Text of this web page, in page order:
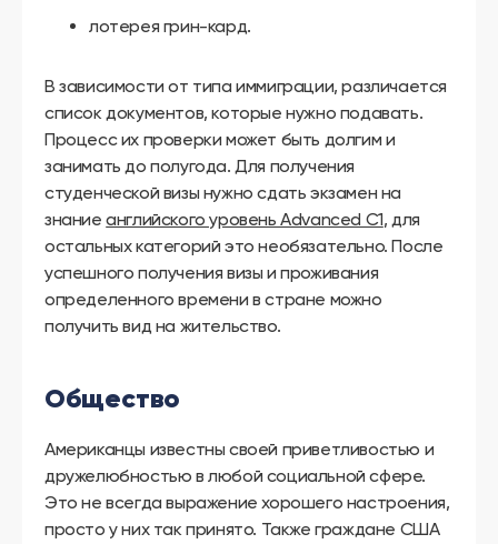
лотерея грин-кард.
В зависимости от типа иммиграции, различается
список документов, которые нужно подавать.
Процесс их проверки может быть долгим и
занимать до полугода. Для получения
студенческой визы нужно сдать экзамен на
знаниеанглийского уровень Advanced C1, для
остальных категорий это необязательно. После
успешного получения визы и проживания
определенного времени в стране можно
получить вид на жительство.
Общество
Американцы известны своей приветливостью и
дружелюбностью в любой социальной сфере.
Это не всегда выражение хорошего настроения,
просто у них так принято. Также граждане США